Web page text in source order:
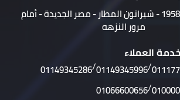
فيلا 19 مربع 1958 - شيراتون المطار - مصر الجديدة - أمام
مرور النزهه
العملاء
/
01149345996
/
01149345286
/
01066600656